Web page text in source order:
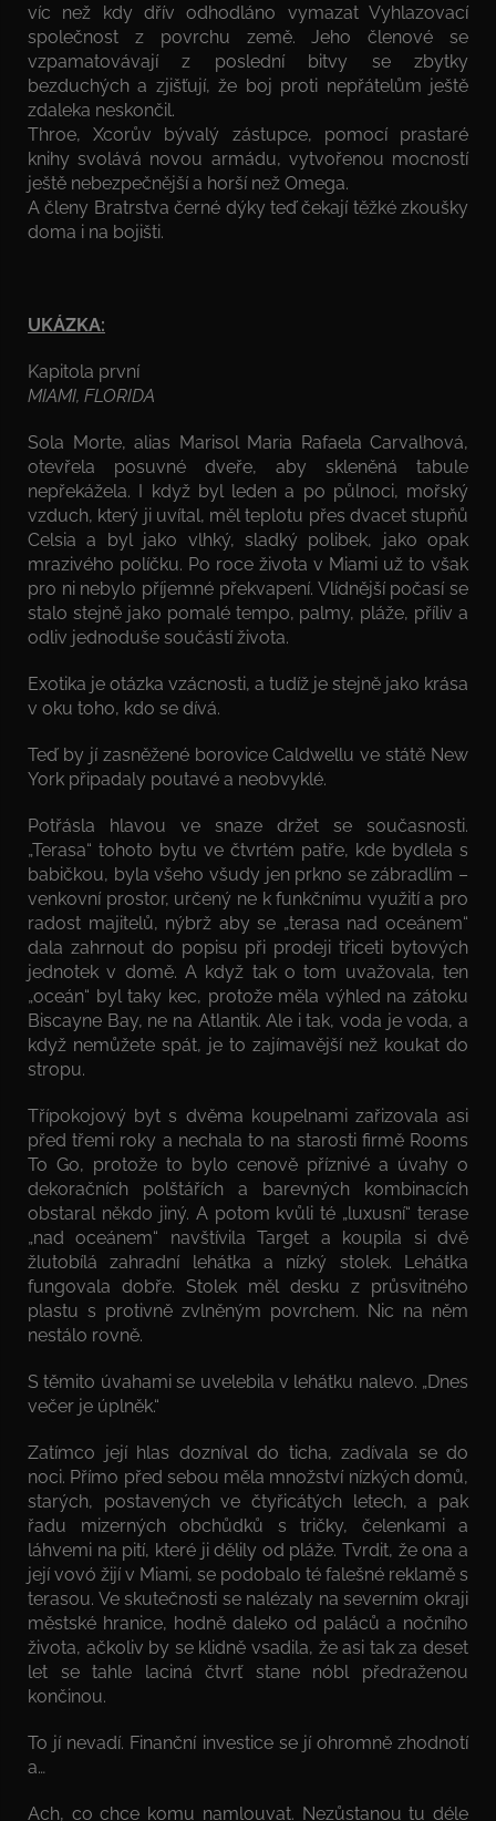
víc než kdy dřív odhodláno vymazat Vyhlazovací
společnost z povrchu země. Jeho členové se
vzpamatovávají z poslední bitvy se zbytky
bezduchých a zjišťují, že boj proti nepřátelům ještě
zdaleka neskončil.
Throe, Xcorův bývalý zástupce, pomocí prastaré
knihy svolává novou armádu, vytvořenou mocností
ještě nebezpečnější a horší než Omega.
A členy Bratrstva černé dýky teď čekají těžké zkoušky
doma i na bojišti.
UKÁZKA:
Kapitola první
MIAMI, FLORIDA
Sola Morte, alias Marisol Maria Rafaela Carvalhová,
otevřela posuvné dveře, aby skleněná tabule
nepřekážela. I když byl leden a po půlnoci, mořský
vzduch, který ji uvítal, měl teplotu přes dvacet stupňů
Celsia a byl jako vlhký, sladký polibek, jako opak
mrazivého políčku. Po roce života v Miami už to však
pro ni nebylo příjemné překvapení. Vlídnější počasí se
stalo stejně jako pomalé tempo, palmy, pláže, příliv a
odliv jednoduše součástí života.
Exotika je otázka vzácnosti, a tudíž je stejně jako krása
v oku toho, kdo se dívá.
Teď by jí zasněžené borovice Caldwellu ve státě New
York připadaly poutavé a neobvyklé.
Potřásla hlavou ve snaze držet se současnosti.
„Terasa“ tohoto bytu ve čtvrtém patře, kde bydlela s
babičkou, byla všeho všudy jen prkno se zábradlím –
venkovní prostor, určený ne k funkčnímu využití a pro
radost majitelů, nýbrž aby se „terasa nad oceánem“
dala zahrnout do popisu při prodeji třiceti bytových
jednotek v domě. A když tak o tom uvažovala, ten
„oceán“ byl taky kec, protože měla výhled na zátoku
Biscayne Bay, ne na Atlantik. Ale i tak, voda je voda, a
když nemůžete spát, je to zajímavější než koukat do
stropu.
Třípokojový byt s dvěma koupelnami zařizovala asi
před třemi roky a nechala to na starosti firmě Rooms
To Go, protože to bylo cenově příznivé a úvahy o
dekoračních polštářích a barevných kombinacích
obstaral někdo jiný. A potom kvůli té „luxusní“ terase
„nad oceánem“ navštívila Target a koupila si dvě
žlutobílá zahradní lehátka a nízký stolek. Lehátka
fungovala dobře. Stolek měl desku z průsvitného
plastu s protivně zvlněným povrchem. Nic na něm
nestálo rovně.
S těmito úvahami se uvelebila v lehátku nalevo. „Dnes
večer je úplněk.“
Zatímco její hlas dozníval do ticha, zadívala se do
noci. Přímo před sebou měla množství nízkých domů,
starých, postavených ve čtyřicátých letech, a pak
řadu mizerných obchůdků s tričky, čelenkami a
láhvemi na pití, které ji dělily od pláže. Tvrdit, že ona a
její vovó žijí v Miami, se podobalo té falešné reklamě s
terasou. Ve skutečnosti se nalézaly na severním okraji
městské hranice, hodně daleko od paláců a nočního
života, ačkoliv by se klidně vsadila, že asi tak za deset
let se tahle laciná čtvrť stane nóbl předraženou
končinou.
To jí nevadí. Finanční investice se jí ohromně zhodnotí
a…
Ach, co chce komu namlouvat. Nezůstanou tu déle